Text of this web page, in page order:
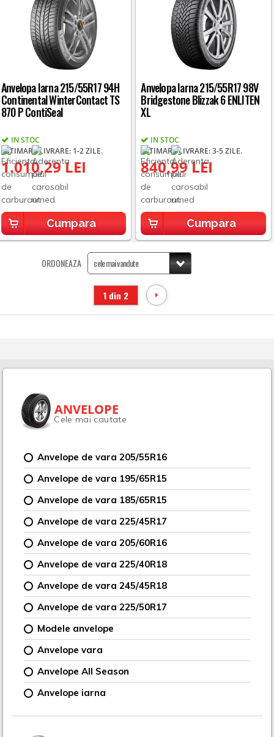
Anvelopa Iarna 215/55R17 94H
Continental WinterContact TS
870 P ContiSeal
IN STOC
ESTIMARE LIVRARE: 1-2 ZILE.
1.010,29 LEI
Cumpara
Anvelopa Iarna 215/55R17 98V
Bridgestone Blizzak 6 ENLITEN
XL
IN STOC
ESTIMARE LIVRARE: 3-5 ZILE.
840,99 LEI
Cumpara
ORDONEAZA
1 din 2
ANVELOPE
Cele mai cautate
Anvelope de vara 205/55R16
Anvelope de vara 195/65R15
Anvelope de vara 185/65R15
Anvelope de vara 225/45R17
Anvelope de vara 205/60R16
Anvelope de vara 225/40R18
Anvelope de vara 245/45R18
Anvelope de vara 225/50R17
Modele anvelope
Anvelope vara
Anvelope All Season
Anvelope iarna